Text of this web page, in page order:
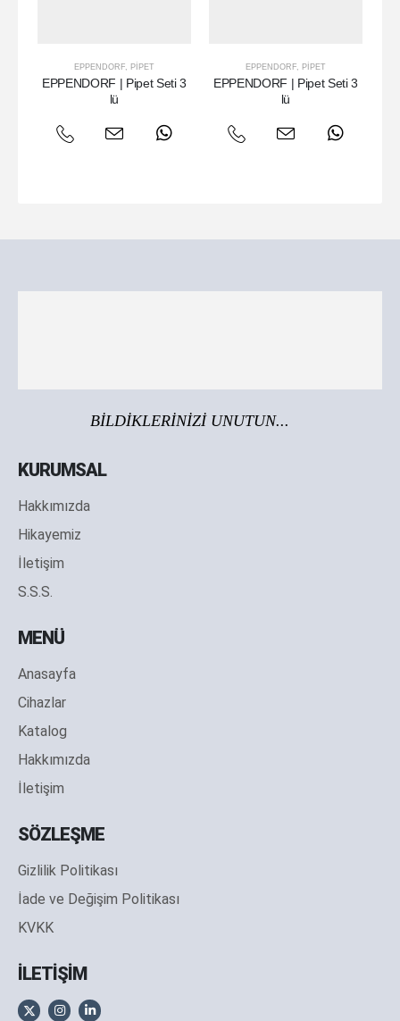
EPPENDORF, PIPET
EPPENDORF | Pipet Seti 3
lü
EPPENDORF, PIPET
EPPENDORF | Pipet Seti 3
lü
BİLDİKLERİNİZİ UNUTUN...
KURUMSAL
Hakkımızda
Hikayemiz
İletişim
S.S.S.
MENÜ
Anasayfa
Cihazlar
Katalog
Hakkımızda
İletişim
SÖZLEŞME
Gizlilik Politikası
İade ve Değişim Politikası
KVKK
İLETİŞİM